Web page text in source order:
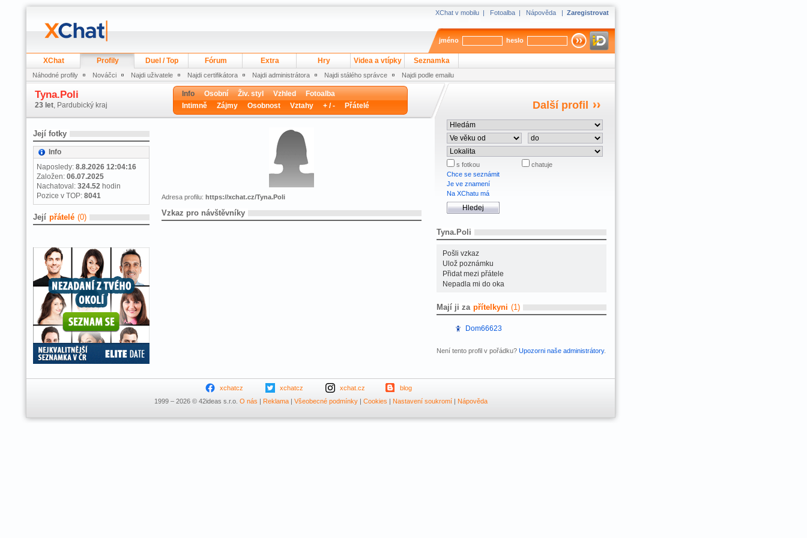
XChat v mobilu | Fotoalba | Nápověda | Zaregistrovat
jméno heslo
XChat Profily Duel / Top Fórum Extra Hry Videa a vtípky Seznamka
Náhodné profily Nováčci Najdi uživatele Najdi certifikátora Najdi administrátora Najdi stálého správce Najdi podle emailu
Tyna.Poli
23 let, Pardubický kraj
Info Osobní Živ. styl Vzhled
Fotoalba
Intimně
Zájmy Osobnost Vztahy + / - Přátelé Další profil
Její fotky
Info
Naposledy: 8.8.2026 12:04:16
Založen: 06.07.2025
Nachatoval: 324.52 hodin
Pozice v TOP: 8041
Její přátelé (0)
Adresa profilu: https://xchat.cz/Tyna.Poli
Vzkaz pro návštěvníky
s fotkou
chatuje
Chce se seznámit
Je ve znamení
Na XChatu má
Tyna.Poli
Pošli vzkaz
Ulož poznámku
Přidat mezi přátele
Nepadla mi do oka
Mají ji za přítelkyni (1)
Dom66623
Není tento profil v pořádku? Upozorni naše administrátory.
xchatcz xchatcz xchat.cz
blog
1999 – 2026 © 42ideas s.r.o. O nás | Reklama| Všeobecné podmínky| Cookies | Nastavení soukromí| Nápověda